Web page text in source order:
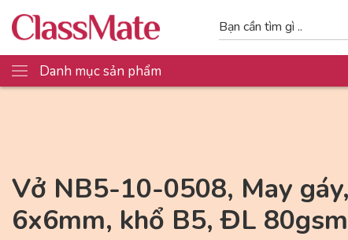
Danh mục sản phẩm
Vở NB5-10-0508, May
6x6mm, khổ B5, ĐL